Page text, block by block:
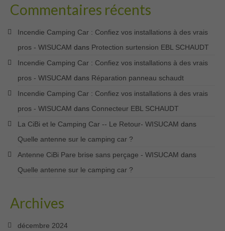
Commentaires récents
Incendie Camping Car : Confiez vos installations à des vrais
pros - WISUCAM dans Protection surtension EBL SCHAUDT
Incendie Camping Car : Confiez vos installations à des vrais
pros - WISUCAM dans Réparation panneau schaudt
Incendie Camping Car : Confiez vos installations à des vrais
pros - WISUCAM dans Connecteur EBL SCHAUDT
La CiBi et le Camping Car -- Le Retour- WISUCAM dans
Quelle antenne sur le camping car ?
Antenne CiBi Pare brise sans perçage - WISUCAM dans
Quelle antenne sur le camping car ?
Archives
décembre 2024